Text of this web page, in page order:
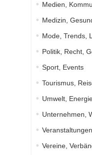
Medien,
Medizin,
Mode, Trends,
Politik, Recht,
Sport, Events
Tourismus,
Umwelt,
Unternehmen,
Vereine,